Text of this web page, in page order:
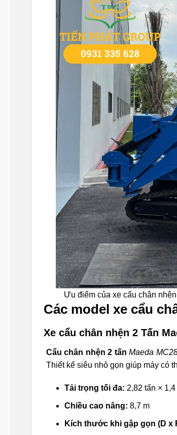
Ưu điểm của xe cẩu chân
Các model xe cẩu
Xe cẩu chân nhện 2 Tấn
Cẩu chân nhện 2 tấn Maeda
Thiết kế siêu nhỏ gọn giúp máy có
Tải trọng tối đa: 2,82 tấn × 1,4
Chiều cao nâng: 8,7 m
Kích thước khi gập gọn (D x